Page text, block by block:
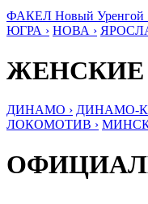
ФАКЕЛ Новый Уренгой
ЮГРА › НОВА ›
ДИНАМО › ДИНАМО-
ЛОКОМОТИВ › МИНСК